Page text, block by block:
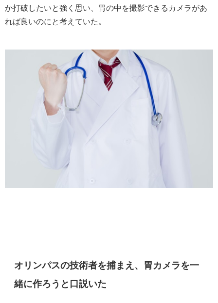
か打破したいと強く思い、胃の中を撮影できるカメラがあ
れば良いのにと考えていた。
オリンパスの技術者を捕まえ、胃カメラを一
緒に作ろうと口説いた